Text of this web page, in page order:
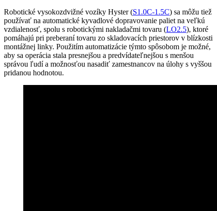
Robotické vysokozdvižné vozíky Hyster (S1.0C-1.5C) sa môžu tiež
používať na automatické kyvadlové dopravovanie paliet na veľkú
vzdialenosť, spolu s robotickými nakladačmi tovaru (LO2.5), ktoré
pomáhajú pri preberaní tovaru zo skladovacích priestorov v blízkosti
montážnej linky. Použitím automatizácie týmto spôsobom je možné,
aby sa operácia stala presnejšou a predvídateľnejšou s menšou
správou ľudí a možnosťou nasadiť zamestnancov na úlohy s vyššou
pridanou hodnotou.